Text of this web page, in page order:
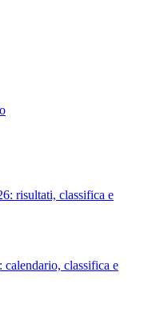
risultati, classifica e
classifica e